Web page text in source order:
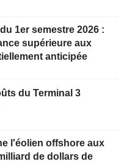
1er semestre 2026 :
supérieure aux
anticipée
du Terminal 3
l'éolien offshore aux
de dollars de